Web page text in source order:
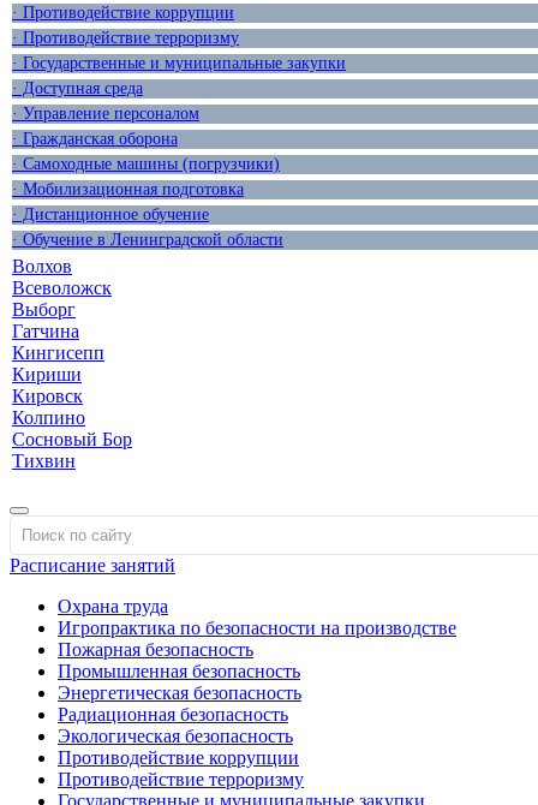
· Противодействие коррупции
· Противодействие терроризму
· Государственные и муниципальные закупки
· Доступная среда
· Управление персоналом
· Гражданская оборона
· Самоходные машины (погрузчики)
· Мобилизационная подготовка
· Дистанционное обучение
· Обучение в Ленинградской области
Волхов
Всеволожск
Выборг
Гатчина
Кингисепп
Кириши
Кировск
Колпино
Сосновый Бор
Тихвин
Расписание занятий
Охрана труда
Игропрактика по безопасности на производстве
Пожарная безопасность
Промышленная безопасность
Энергетическая безопасность
Радиационная безопасность
Экологическая безопасность
Противодействие коррупции
Противодействие терроризму
Государственные и муниципальные закупки